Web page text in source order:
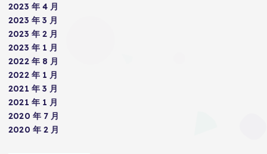
2023 年 4 月
2023 年 3 月
2023 年 2 月
2023 年 1 月
2022 年 8 月
2022 年 1 月
2021 年 3 月
2021 年 1 月
2020 年 7 月
2020 年 2 月